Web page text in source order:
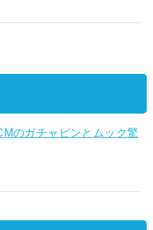
のガチャピンとムック驚